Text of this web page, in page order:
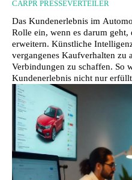
CARPR PRESSEVERTEILER
Das Kundenerlebnis im
Rolle ein, wenn es darum
erweitern. Künstliche
vergangenes Kaufverhalten zu
Verbindungen zu schaffen. So
Kundenerlebnis nicht nur